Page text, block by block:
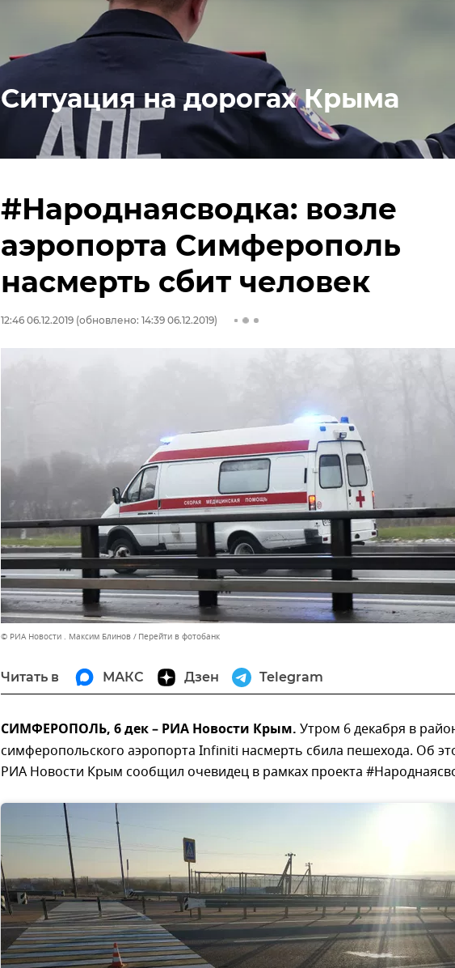
Ситуация на дорогах Крыма
#Народнаясводка: возле
аэропорта Симферополь
насмерть сбит человек
12:46 06.12.2019 (обновлено: 14:39 06.12.2019)
© РИА Новости . Максим Блинов Перейти в фотобанк
Читать в МАКС Дзен Telegram
СИМФЕРОПОЛЬ, 6 дек – РИА Новости Крым. Утром 6 декабря в
симферопольского аэропорта Infiniti насмерть сбила пешехода. Об
РИА Новости Крым сообщил очевидец в рамках проекта